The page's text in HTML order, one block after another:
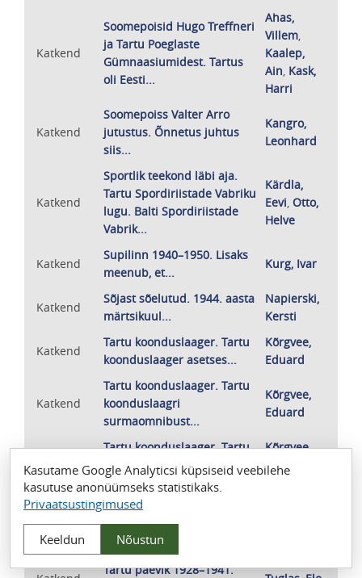
Katkend
Soomepoisid Hugo Treffneri
ja Tartu Poeglaste
Gümnaasiumidest. Tartus
oli Eesti...
Ahas,
Villem,
Kaalep,
Ain, Kask,
Harri
Katkend
Soomepoiss Valter Arro
jutustus. Õnnetus juhtus
siis...
Kangro,
Leonhard
Katkend
Sportlik teekond läbi aja.
Tartu Spordiriistade Vabriku
lugu. Balti Spordiriistade
Vabrik...
Kärdla,
Eevi, Otto,
Helve
Katkend
Supilinn 1940–1950. Lisaks
meenub, et...
Kurg, Ivar
Katkend
Sõjast sõelutud. 1944. aasta
märtsikuul...
Napierski,
Kersti
Katkend
Tartu koonduslaager. Tartu
koonduslaager asetses...
Kõrgvee,
Eduard
Katkend
Tartu koonduslaager. Tartu
koonduslaagri
surmaomnibust...
Kõrgvee,
Eduard
Tartu koonduslaager. Tartu
tankitõrjekraav asub...
Kõrgvee,
Eduard
Tartu linna statistikabüroo
materjalid Eesti
Riigiarhiivis. Tsiteeriksin
Aksella Latka...
Tartu päevik 1928–1941.
Kasutame Google Analyticsi küpsiseid veebilehe
kasutuse anonüümseks statistikaks.
Privaatsustingimused
Keeldun Nõustun